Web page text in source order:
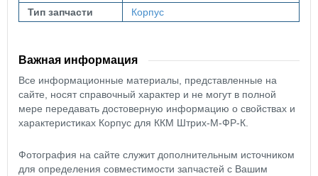
Тип запчасти Корпус
Важная информация
Все информационные материалы, представленные на
сайте, носят справочный характер и не могут в полной
мере передавать достоверную информацию о свойствах и
характеристиках Корпус для ККМ Штрих-М-ФР-К.
Фотография на сайте служит дополнительным источником
для определения совместимости запчастей с Вашим